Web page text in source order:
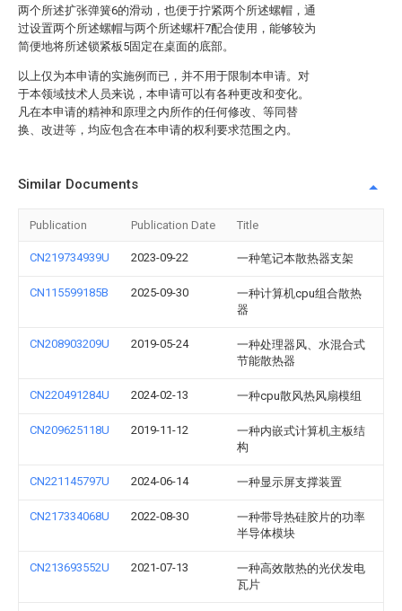
两个所述扩张弹簧6的滑动，也便于拧紧两个所述螺帽，通
过设置两个所述螺帽与两个所述螺杆7配合使用，能够较为
简便地将所述锁紧板5固定在桌面的底部。
以上仅为本申请的实施例而已，并不用于限制本申请。对
于本领域技术人员来说，本申请可以有各种更改和变化。
凡在本申请的精神和原理之内所作的任何修改、等同替
换、改进等，均应包含在本申请的权利要求范围之内。
Similar Documents
Publication Publication Date Title
CN219734939U 2023-09-22 一种笔记本散热器支架
CN115599185B 2025-09-30
一种计算机cpu组合散热
器
CN208903209U 2019-05-24
一种处理器风、水混合式
节能散热器
CN220491284U 2024-02-13 一种cpu散风热风扇模组
CN209625118U 2019-11-12
一种内嵌式计算机主板结
构
CN221145797U 2024-06-14 一种显示屏支撑装置
CN217334068U 2022-08-30
一种带导热硅胶片的功率
半导体模块
CN213693552U 2021-07-13
一种高效散热的光伏发电
瓦片